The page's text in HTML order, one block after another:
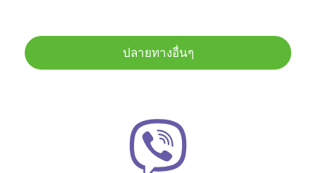
ปลายทางอื่นๆ